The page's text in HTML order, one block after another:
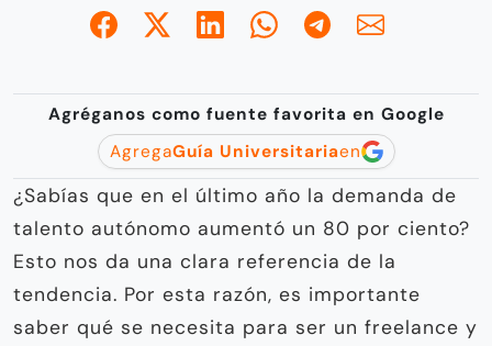
Agréganos como fuente favorita en Google
AgregaGuía Universitariaen
¿Sabías que en el último año la demanda de
talento autónomo aumentó un 80 por ciento?
Esto nos da una clara referencia de la
tendencia. Por esta razón, es importante
saber qué se necesita para ser un freelance y